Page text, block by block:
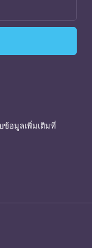
ข้อมูลเพิ่มเติมที่